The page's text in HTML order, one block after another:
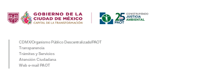
CDMX/Organismo Público Descentralizado/PAOT
Transparencia
Trámites y Servicios
Atención Ciudadana
Web e-mail PAOT